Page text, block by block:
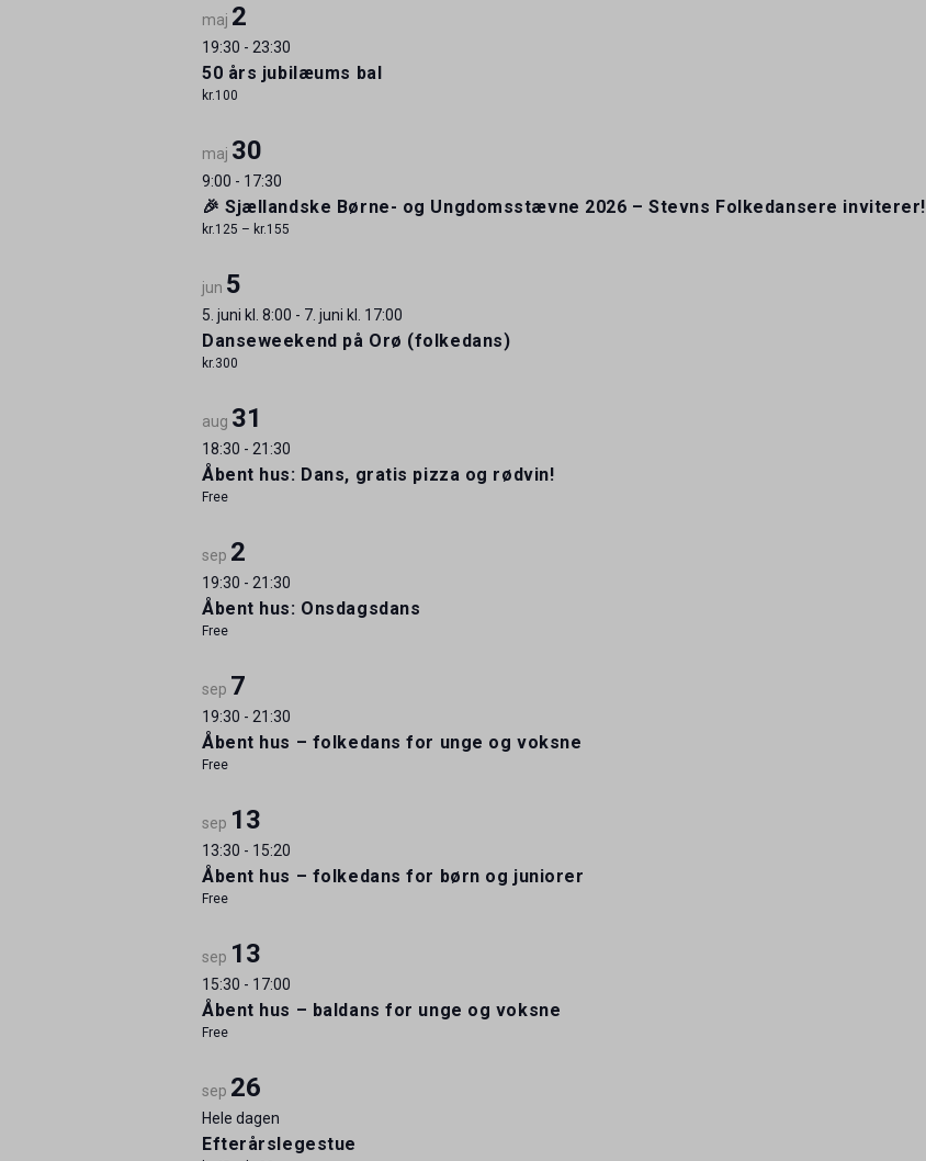
maj 2
19:30 - 23:30
50 års jubilæums bal
kr.100
maj 30
9:00 - 17:30
🎉 Sjællandske Børne- og Ungdomsstævne 2026 – Stevns Folkedansere inviterer!
kr.125 – kr.155
jun 5
5. juni kl. 8:00 - 7. juni kl. 17:00
Danseweekend på Orø (folkedans)
kr.300
aug 31
18:30 - 21:30
Åbent hus: Dans, gratis pizza og rødvin!
Free
sep 2
19:30 - 21:30
Åbent hus: Onsdagsdans
Free
sep 7
19:30 - 21:30
Åbent hus – folkedans for unge og voksne
Free
sep 13
13:30 - 15:20
Åbent hus – folkedans for børn og juniorer
Free
sep 13
15:30 - 17:00
Åbent hus – baldans for unge og voksne
Free
sep 26
Hele dagen
Efterårslegestue